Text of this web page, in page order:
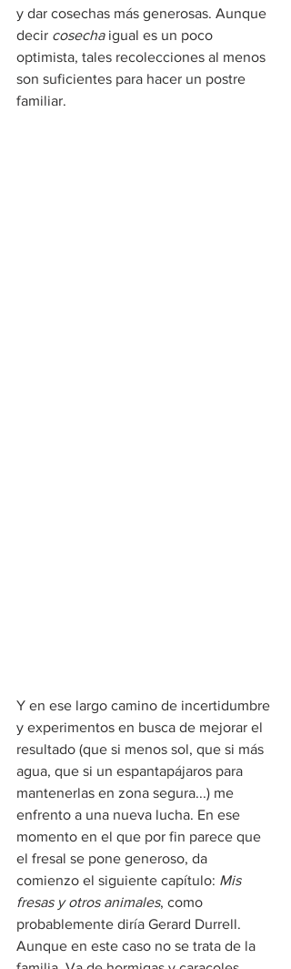
y dar cosechas más generosas. Aunque
decir cosecha igual es un poco
optimista, tales recolecciones al menos
son suficientes para hacer un postre
familiar.
Y en ese largo camino de incertidumbre
y experimentos en busca de mejorar el
resultado (que si menos sol, que si más
agua, que si un espantapájaros para
mantenerlas en zona segura...) me
enfrento a una nueva lucha. En ese
momento en el que por fin parece que
el fresal se pone generoso, da
comienzo el siguiente capítulo: Mis
fresas y otros animales, como
probablemente diría Gerard Durrell.
Aunque en este caso no se trata de la